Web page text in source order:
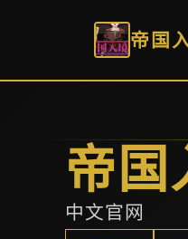
帝国
帝国
中文官网